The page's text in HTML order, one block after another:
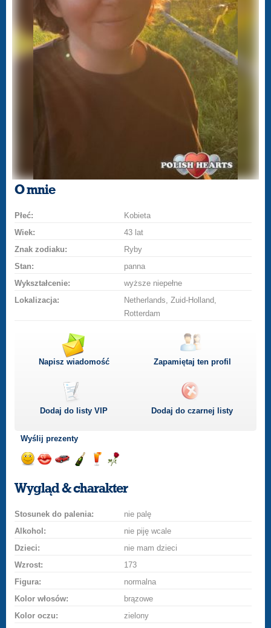
O mnie
Płeć:
Kobieta
Wiek:
43 lat
Znak zodiaku:
Ryby
Stan:
panna
Wykształcenie:
wyższe niepełne
Lokalizacja:
Netherlands, Zuid-Holland,
Rotterdam
Napisz wiadomość Zapamiętaj ten profil
Dodaj do listyVIP Dodaj do czarnej listy
Wyślij prezenty
uśmiech
buziakasamochodem
szampana
drinka
różę
Wygląd & charakter
Stosunek do palenia:
nie palę
Alkohol:
nie piję wcale
Dzieci:
nie mam dzieci
Wzrost:
173
Figura:
normalna
Kolor włosów:
brązowe
Kolor oczu:
zielony